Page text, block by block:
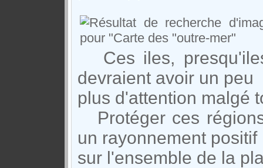
Ces iles,
devraient avoir un peu
plus d'attention malgé
Protéger ces
un rayonnement positif
sur l'ensemble de la